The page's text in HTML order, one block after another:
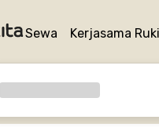
Sewa Kerjasama